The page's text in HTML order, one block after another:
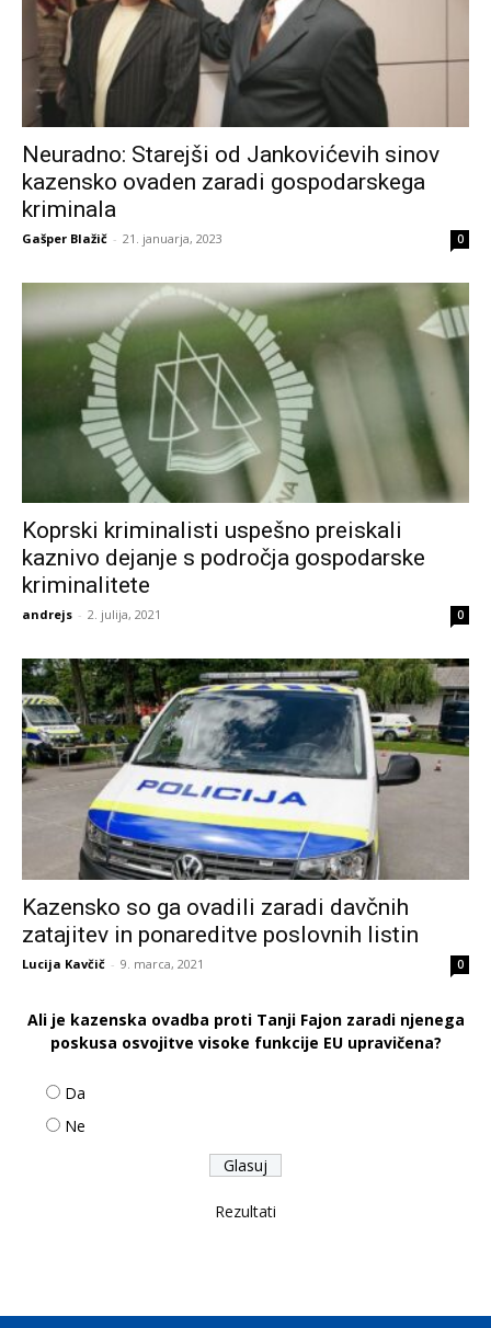
Neuradno: Starejši od Jankovićevih sinov
kazensko ovaden zaradi gospodarskega
kriminala
Gašper Blažič - 21. januarja, 2023 0
Koprski kriminalisti uspešno preiskali
kaznivo dejanje s področja gospodarske
kriminalitete
andrejs - 2. julija, 2021 0
Kazensko so ga ovadili zaradi davčnih
zatajitev in ponareditve poslovnih listin
Lucija Kavčič - 9. marca, 2021 0
Ali je kazenska ovadba proti Tanji Fajon zaradi njenega
poskusa osvojitve visoke funkcije EU upravičena?
Da
Ne
Rezultati